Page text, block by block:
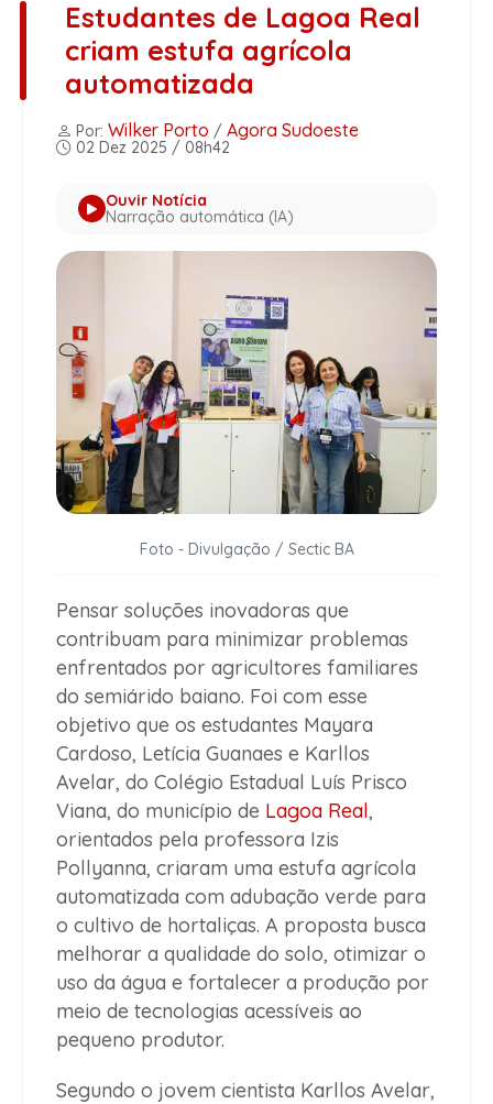
Estudantes de Lagoa Real
criam estufa agrícola
automatizada
Por: Wilker Porto / Agora Sudoeste
02 Dez 2025 / 08h42
Ouvir Notícia
Narração automática (IA)
Foto - Divulgação / Sectic BA
Pensar soluções inovadoras que
contribuam para minimizar problemas
enfrentados por agricultores familiares
do semiárido baiano. Foi com esse
objetivo que os estudantes Mayara
Cardoso, Letícia Guanaes e Karllos
Avelar, do Colégio Estadual Luís Prisco
Viana, do município de Lagoa Real,
orientados pela professora Izis
Pollyanna, criaram uma estufa agrícola
automatizada com adubação verde para
o cultivo de hortaliças. A proposta busca
melhorar a qualidade do solo, otimizar o
uso da água e fortalecer a produção por
meio de tecnologias acessíveis ao
pequeno produtor.
Segundo o jovem cientista Karllos Avelar,